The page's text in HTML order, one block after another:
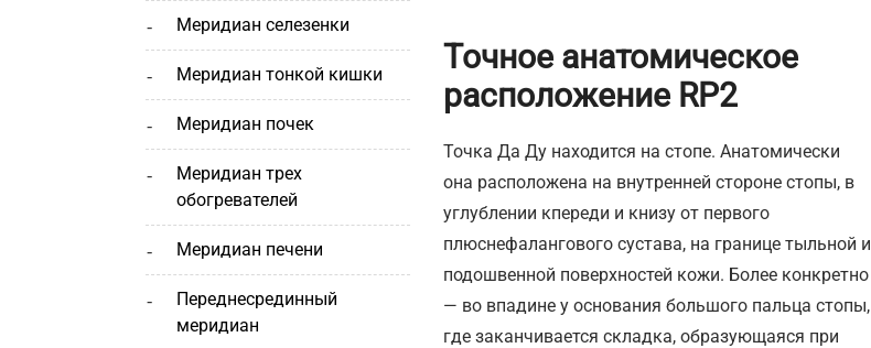
меридиан селезенки
меридиан тонкой кишки
меридиан почек
меридиан трех
обогревателей
меридиан печени
переднесрединный
меридиан
Точное анатомическое
расположение RP2
Точка Да Ду находится на стопе. Анатомически
она расположена на внутренней стороне стопы, в
углублении кпереди и книзу от первого
плюснефалангового сустава, на границе тыльной и
подошвенной поверхностей кожи. Более конкретно
— во впадине у основания большого пальца стопы,
где заканчивается складка, образующаяся при